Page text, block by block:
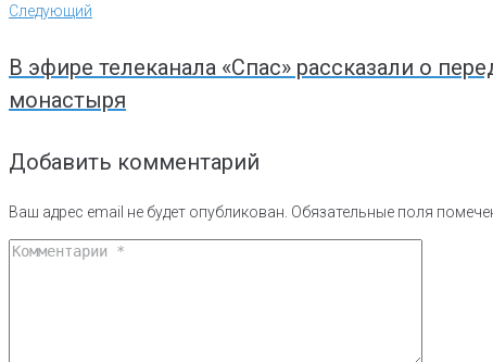
Следующий
В эфире телеканала «Спас» рассказали о
монастыря
Добавить комментарий
Ваш адрес email не будет опубликован. Обязательные поля